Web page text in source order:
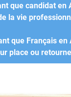
que candidat en
la vie
que Français en
place ou